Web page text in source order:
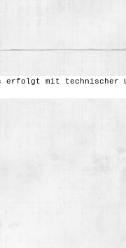
erfolgt mit technischer